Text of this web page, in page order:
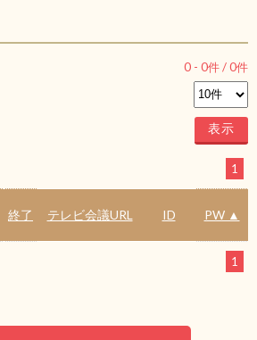
0 - 0件 /0件
1
終了 テレビ会議URL ID PW ▲
1